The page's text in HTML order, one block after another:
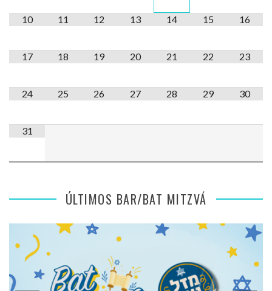
10 11 12 13 14 15 16
17 18 19 20 21 22 23
24 25 26 27 28 29 30
31
ÚLTIMOS BAR/BAT MITZVÁ